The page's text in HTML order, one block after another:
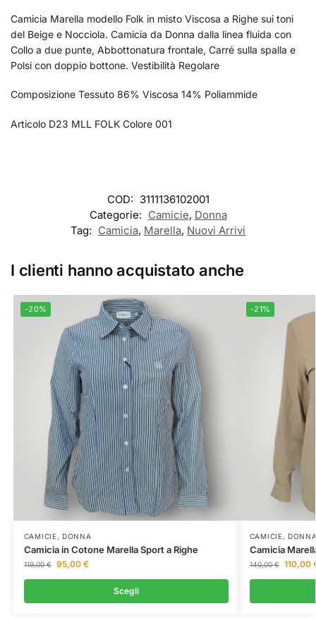
Camicia Marella modello Folk in misto Viscosa a Righe sui toni
del Beige e Nocciola. Camicia da Donna dalla linea fluida con
Collo a due punte, Abbottonatura frontale, Carré sulla spalla e
Polsi con doppio bottone. Vestibilità Regolare
Composizione Tessuto 86% Viscosa 14% Poliammide
Articolo D23 MLL FOLK Colore 001
COD: 3111136102001
Categorie: Camicie, Donna
Tag: Camicia, Marella, Nuovi Arrivi
I clienti hanno acquistato anche
-20%
CAMICIE,DONNA
Camicia in Cotone Marella Sport a Righe
119,00€ 95,00 €
Scegli
-21%
CAMICIE,
Camicia
140,00€ 110,00